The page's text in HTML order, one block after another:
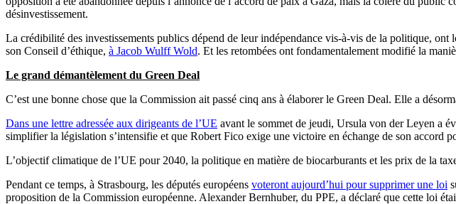
désinvestissement.
La crédibilité des investissements publics dépend de leur indépendance vis-à-vis de la politique,
son Conseil d’éthique, à Jacob Wulff Wold. Et les retombées ont fondamentalement modifié la
Le grand démantèlement du Green Deal
C’est une bonne chose que la Commission ait passé cinq ans à élaborer le Green Deal. Elle a
Dans une lettre adressée aux dirigeants de l’UE avant le sommet de jeudi, Ursula von der Leyen a
simplifier la législation s’intensifie et que Robert Fico exige une victoire en échange de son accord
L’objectif climatique de l’UE pour 2040, la politique en matière de biocarburants et les prix de la
Pendant ce temps, à Strasbourg, les députés européens voteront aujourd’hui pour supprimer une loi
proposition de la Commission européenne. Alexander Bernhuber, du PPE, a déclaré que cette loi